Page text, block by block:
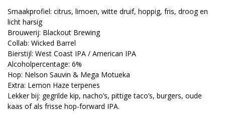
Smaakprofiel: citrus, limoen, witte druif, hoppig, fris, droog en
licht harsig
Brouwerij: Blackout Brewing
Collab: Wicked Barrel
Bierstijl: West Coast IPA / American IPA
Alcoholpercentage: 6%
Hop: Nelson Sauvin & Mega Motueka
Extra: Lemon Haze terpenes
Lekker bij: gegrilde kip, nacho’s, pittige taco’s, burgers, oude
kaas of als frisse hop-forward IPA.